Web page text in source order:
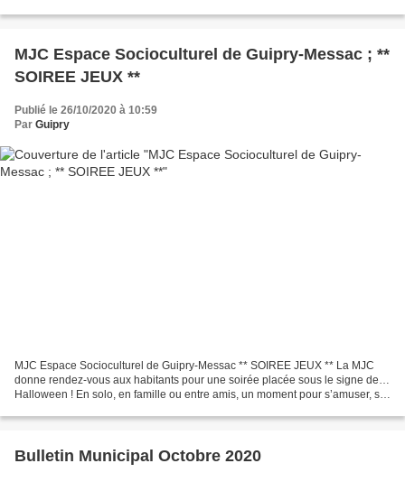
MJC Espace Socioculturel de Guipry-Messac ; **
SOIREE JEUX **
Publié le 26/10/2020 à 10:59
Par Guipry
MJC Espace Socioculturel de Guipry-Messac ** SOIREE JEUX ** La MJC
donne rendez-vous aux habitants pour une soirée placée sous le signe de…
Halloween ! En solo, en famille ou entre amis, un moment pour s’amuser, se
Bulletin Municipal Octobre 2020